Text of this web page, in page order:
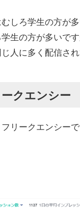
しろ学生の方が
生の方が多いで
人に多く配信さ
クエンシー
リークエンシーで